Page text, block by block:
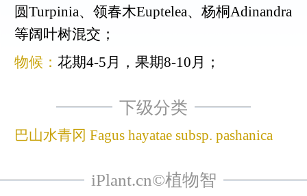
圆Turpinia、领春木Euptelea、杨桐Adinandra
等阔叶树混交；
物候： 花期4-5月，果期8-10月；
下级分类
巴山水青冈 Fagus hayatae subsp. pashanica
iPlant.cn©植物智